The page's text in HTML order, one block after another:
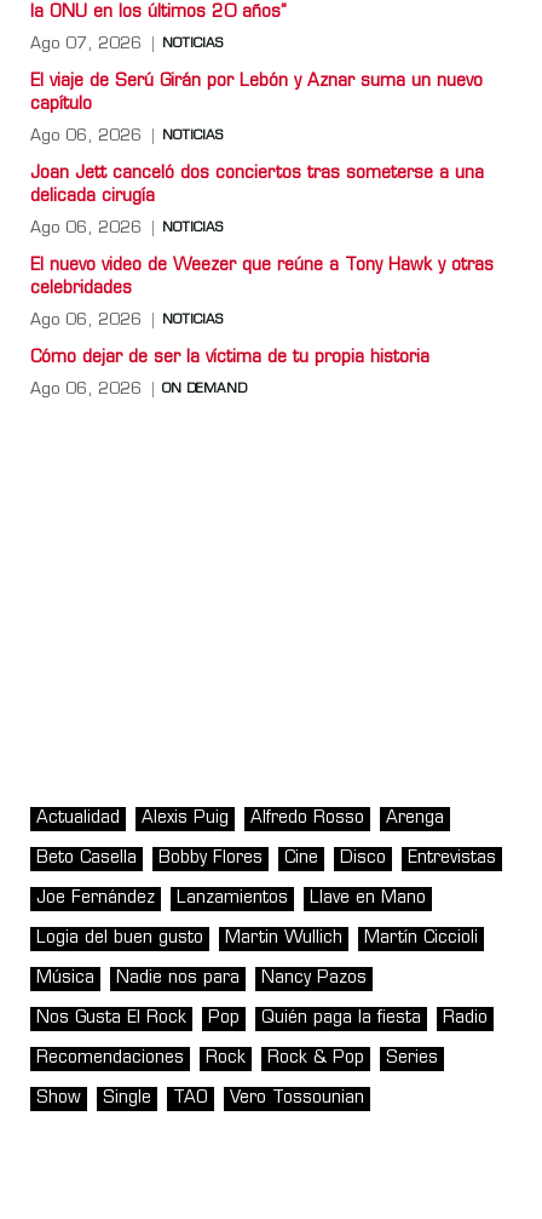
la ONU en los últimos 20 años”
Ago 07, 2026 NOTICIAS
El viaje de Serú Girán por Lebón y Aznar suma un nuevo
capítulo
Ago 06, 2026 NOTICIAS
Joan Jett canceló dos conciertos tras someterse a una
delicada cirugía
Ago 06, 2026 NOTICIAS
El nuevo video de Weezer que reúne a Tony Hawk y otras
celebridades
Ago 06, 2026 NOTICIAS
Cómo dejar de ser la víctima de tu propia historia
Ago 06, 2026 ON DEMAND
Actualidad Alexis Puig Alfredo Rosso Arenga
Beto Casella Bobby Flores Cine Disco Entrevistas
Joe Fernández Lanzamientos Llave en Mano
Logia del buen gusto Martin Wullich Martín Ciccioli
Música Nadie nos para Nancy Pazos
Nos Gusta El Rock Pop Quién paga la fiesta Radio
Recomendaciones Rock Rock & Pop Series
Show Single TAO Vero Tossounian